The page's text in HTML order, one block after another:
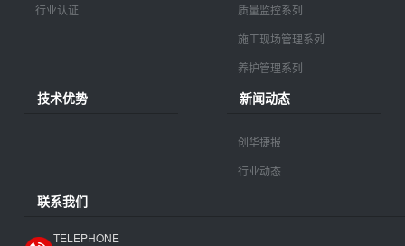
行业认证
质量监控系列
施工现场管理系列
养护管理系列
技术优势 新闻动态
创华捷报
行业动态
联系我们
TELEPHONE